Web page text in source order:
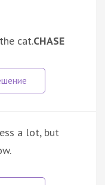
cat.CHASE
a lot, but